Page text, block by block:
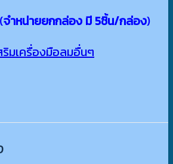
(จำหน่ายยกกล่อง มี 5ชิ้น/กล่อง)
มเครื่องมือลมอื่นๆ